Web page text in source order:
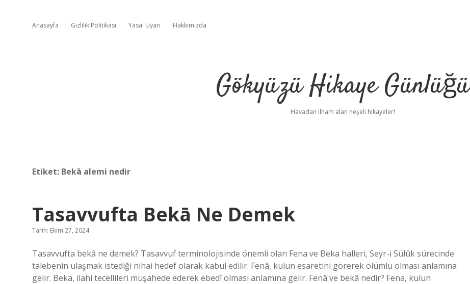
Anasayfa Gizlilik Politikası Yasal Uyarı Hakkımızda
Gökyüzü Hikaye Günlüğü
Havadan ilham alan neşeli hikayeler!
Etiket: Bekā alemi nedir
Tasavvufta Bekā Ne Demek
Tarih: Ekim 27, 2024
Tasavvufta bekâ ne demek? Tasavvuf terminolojisinde önemli olan Fena ve Beka halleri, Seyr-i Sülûk sürecinde
talebenin ulaşmak istediği nihai hedef olarak kabul edilir. Fenâ, kulun esaretini görerek ölümlü olması anlamına
gelir. Beka, ilahi tecellileri müşahede ederek ebedî olması anlamına gelir. Fenâ ve bekâ nedir? Fena, kulun